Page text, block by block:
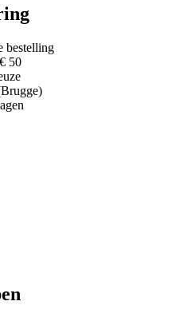
bestelling
50